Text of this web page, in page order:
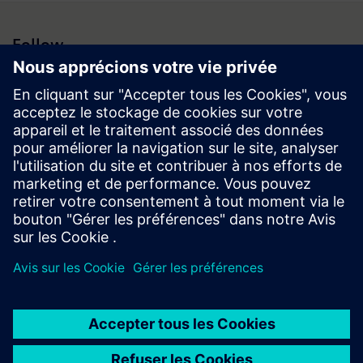
Follow
Espace médias | Entreprise | Siemens
© Siemens 1996 – 2026
Information corporate
Vie privée
Conditions d’utilisation
Digital ID